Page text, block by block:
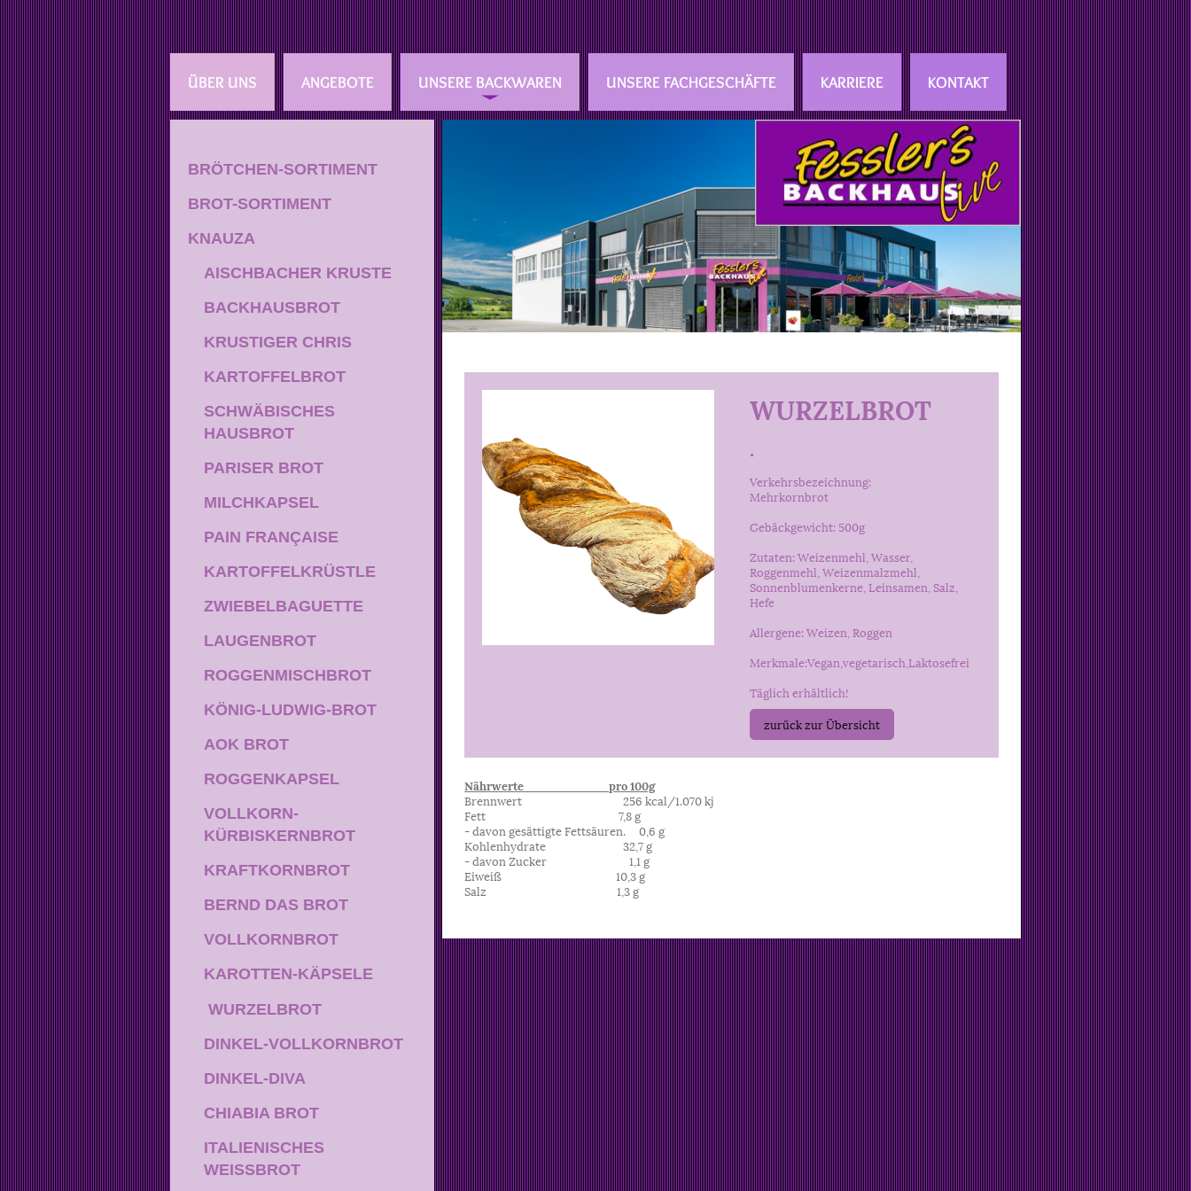
ÜBER UNS ANGEBOTE UNSERE BACKWAREN UNSERE FACHGESCHÄFTE KARRIERE KONTAKT
WURZELBROT
.
Verkehrsbezeichnung:
Mehrkornbrot
Gebäckgewicht: 500g
Zutaten: Weizenmehl, Wasser,
Roggenmehl, Weizenmalzmehl,
Sonnenblumenkerne, Leinsamen, Salz,
Hefe
Allergene: Weizen, Roggen
Merkmale:Vegan,vegetarisch,Laktosefrei
Täglich erhältlich!
zurück zur Übersicht
Nährwerte pro 100g
Brennwert 256 kcal/1.070 kj
Fett 7,8 g
- davon gesättigte Fettsäuren. 0,6 g
Kohlenhydrate 32,7 g
- davon Zucker 1,1 g
Eiweiß 10,3 g
Salz 1,3 g
BRÖTCHEN-SORTIMENT
BROT-SORTIMENT
KNAUZA
AISCHBACHER KRUSTE
BACKHAUSBROT
KRUSTIGER CHRIS
KARTOFFELBROT
SCHWÄBISCHES
HAUSBROT
PARISER BROT
MILCHKAPSEL
PAIN FRANÇAISE
KARTOFFELKRÜSTLE
ZWIEBELBAGUETTE
LAUGENBROT
ROGGENMISCHBROT
KÖNIG-LUDWIG-BROT
AOK BROT
ROGGENKAPSEL
VOLLKORN-
KÜRBISKERNBROT
KRAFTKORNBROT
BERND DAS BROT
VOLLKORNBROT
KAROTTEN-KÄPSELE
WURZELBROT
DINKEL-VOLLKORNBROT
DINKEL-DIVA
CHIABIA BROT
ITALIENISCHES
WEISSBROT